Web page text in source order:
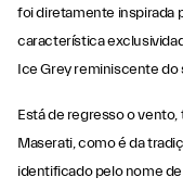
foi diretamente inspirada
característica
Ice Grey reminiscente
Está de regresso o
Maserati, como é da
identificado pelo nome